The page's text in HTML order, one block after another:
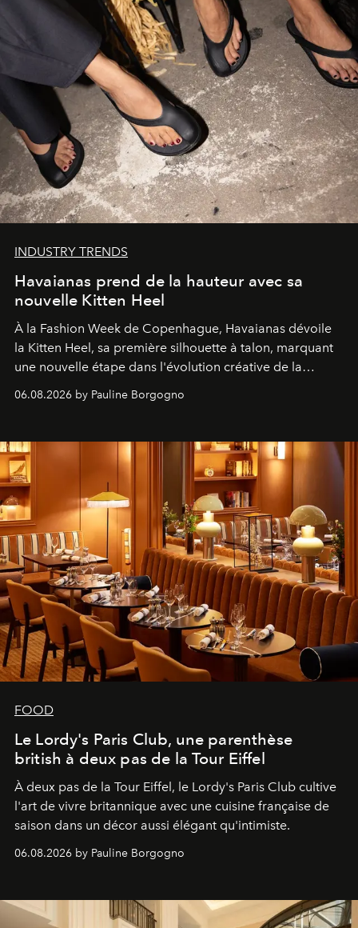
INDUSTRY TRENDS
Havaianas prend de la hauteur avec sa
nouvelle Kitten Heel
À la Fashion Week de Copenhague, Havaianas dévoile
la Kitten Heel, sa première silhouette à talon, marquant
une nouvelle étape dans l'évolution créative de la
06.08.2026 by Pauline Borgogno
FOOD
Le Lordy's Paris Club, une parenthèse
british à deux pas de la Tour Eiffel
À deux pas de la Tour Eiffel, le Lordy's Paris Club cultive
l'art de vivre britannique avec une cuisine française de
saison dans un décor aussi élégant qu'intimiste.
06.08.2026 by Pauline Borgogno